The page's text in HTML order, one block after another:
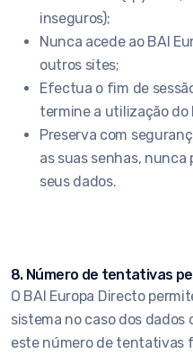
inseguros);
Nunca acede ao BAI
outros sites;
Efectua o fim de
termine a utilização do
Preserva com
as suas senhas,
seus dados.
8. Número de tentativas
O BAI Europa Directo
sistema no caso dos dados
este número de tentativas